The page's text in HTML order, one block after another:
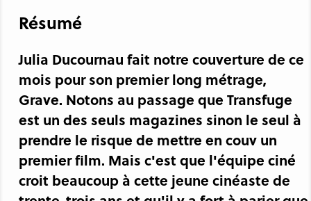
Résumé
Julia Ducournau fait notre couverture de ce
mois pour son premier long métrage,
Grave. Notons au passage que Transfuge
est un des seuls magazines sinon le seul à
prendre le risque de mettre en couv un
premier film. Mais c'est que l'équipe ciné
croit beaucoup à cette jeune cinéaste de